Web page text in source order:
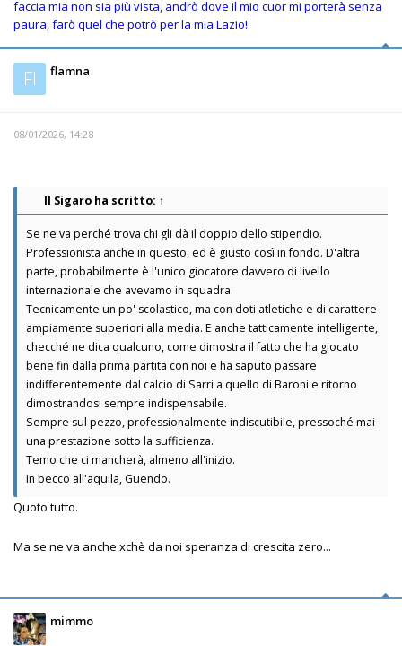
faccia mia non sia più vista, andrò dove il mio cuor mi porterà senza
paura, farò quel che potrò per la mia Lazio!
Fl flamna
08/01/2026, 14:28
Il Sigaro ha scritto: ↑
Se ne va perché trova chi gli dà il doppio dello stipendio.
Professionista anche in questo, ed è giusto così in fondo. D'altra
parte, probabilmente è l'unico giocatore davvero di livello
internazionale che avevamo in squadra.
Tecnicamente un po' scolastico, ma con doti atletiche e di carattere
ampiamente superiori alla media. E anche tatticamente intelligente,
checché ne dica qualcuno, come dimostra il fatto che ha giocato
bene fin dalla prima partita con noi e ha saputo passare
indifferentemente dal calcio di Sarri a quello di Baroni e ritorno
dimostrandosi sempre indispensabile.
Sempre sul pezzo, professionalmente indiscutibile, pressoché mai
una prestazione sotto la sufficienza.
Temo che ci mancherà, almeno all'inizio.
In becco all'aquila, Guendo.
Quoto tutto.
Ma se ne va anche xchè da noi speranza di crescita zero...
mimmo